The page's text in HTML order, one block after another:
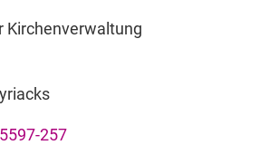
Kirchenverwaltung
257